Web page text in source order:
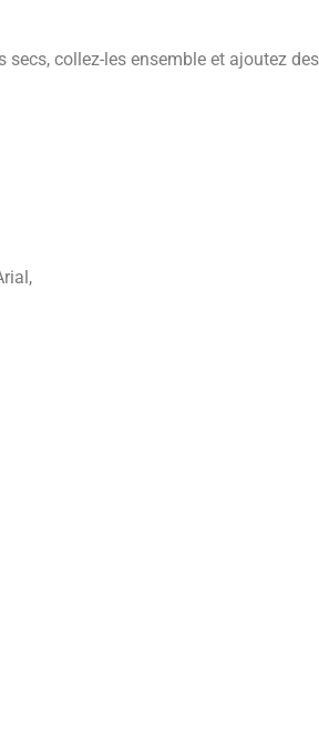
collez-les ensemble et ajoutez